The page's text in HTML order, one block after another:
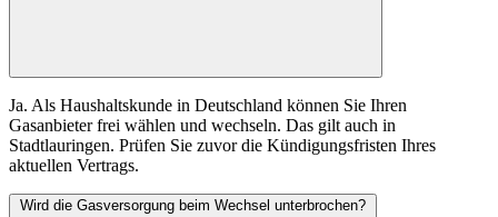
Ja. Als Haushaltskunde in Deutschland können Sie Ihren
Gasanbieter frei wählen und wechseln. Das gilt auch in
Stadtlauringen. Prüfen Sie zuvor die Kündigungsfristen Ihres
aktuellen Vertrags.
Wird die Gasversorgung beim Wechsel unterbrochen?